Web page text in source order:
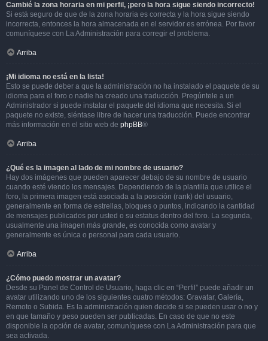
Cambié la zona horaria en mi perfil, ¡pero la hora sigue siendo incorrecto!
Si está seguro de que de la zona horaria es correcta y la hora sigue siendo
incorrecta, entonces la hora almacenada en el servidor es errónea. Por favor
comuníquese con La Administración para corregir el problema.
Arriba
¡Mi idioma no está en la lista!
Esto se puede deber a que la administración no ha instalado el paquete de su
idioma para el foro o nadie ha creado una traducción. Pregúntele a un
Administrador si puede instalar el paquete del idioma que necesita. Si el
paquete no existe, siéntase libre de hacer una traducción. Puede encontrar
más información en el sitio web de phpBB®
Arriba
¿Qué es la imagen al lado de mi nombre de usuario?
Hay dos imágenes que pueden aparecer debajo de su nombre de usuario
cuando esté viendo los mensajes. Dependiendo de la plantilla que utilice el
foro, la primera imagen está asociada a la posición (rank) del usuario,
generalmente en forma de estrellas, bloques o puntos, indicando la cantidad
de mensajes publicados por usted o su estatus dentro del foro. La segunda,
usualmente una imagen más grande, es conocida como avatar y
generalmente es única o personal para cada usuario.
Arriba
¿Cómo puedo mostrar un avatar?
Desde su Panel de Control de Usuario, haga clic en “Perfil” puede añadir un
avatar utilizando uno de los siguientes cuatro métodos: Gravatar, Galería,
Remoto o Subida. Es la administración quien decide si se pueden usar o no y
en que tamaño y peso pueden ser publicadas. En caso de que no este
disponible la opción de avatar, comuníquese con La Administración para que
sea activada.